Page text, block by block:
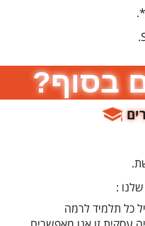
בסוף?
:
כל תלמיד לרמה